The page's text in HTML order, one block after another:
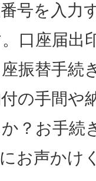
号を入力
口座届出
振替手続
の手間や
？お手続
お声かけ